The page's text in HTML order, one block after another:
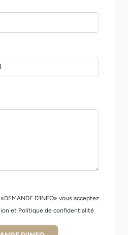
D'INFO» vous acceptez
et Politique de confidentialité